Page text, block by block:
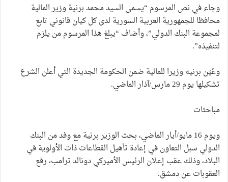
وجاء في نص المرسوم “يسمى السيد محمد برنية وزير المالية
محافظا للجمهورية العربية السورية لدى كل كيان قانوني تابع
لمجموعة البنك الدولي”، وأضاف “يبلغ هذا المرسوم من يلزم
لتنفيذه”.
وعُيّن برنيه وزيرا للمالية ضمن الحكومة الجديدة التي أعلن الشرع
تشكيلها يوم 29 مارس/آذار الماضي.
مباحثات
ويوم 16 مايو/أيار الماضي، بحث الوزير برنية مع وفد من البنك
الدولي سبل التعاون في إعادة تأهيل القطاعات ذات الأولوية في
البلاد، وذلك عقب إعلان الرئيس الأميركي دونالد ترامب، رفع
العقوبات عن دمشق.